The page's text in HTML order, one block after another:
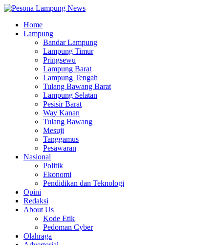
Home
Lampung
Bandar Lampung
Lampung Timur
Pringsewu
Lampung Barat
Lampung Tengah
Tulang Bawang Barat
Lampung Selatan
Pesisir Barat
Way Kanan
Tulang Bawang
Mesuji
Tanggamus
Pesawaran
Nasional
Politik
Ekonomi
Pendidikan dan Teknologi
Opini
Redaksi
About Us
Kode Etik
Pedoman Cyber
Olahraga